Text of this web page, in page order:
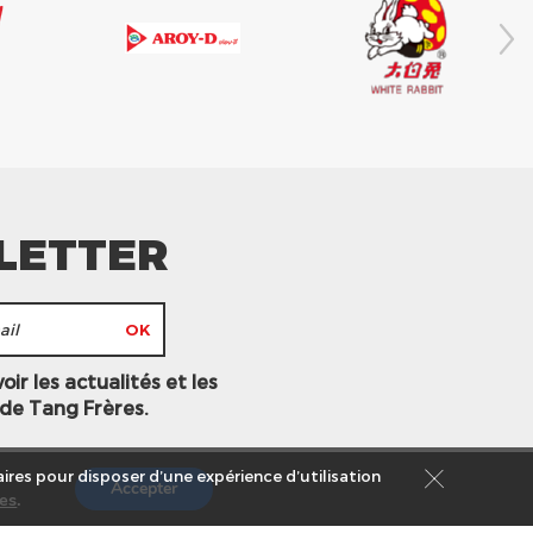
les actualités et les
Tang Frères.
légales
pour disposer d’une expérience d’utilisation
. Accepter